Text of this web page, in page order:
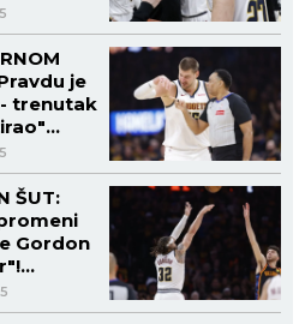
je
trenutak
ŠUT:
Gordon